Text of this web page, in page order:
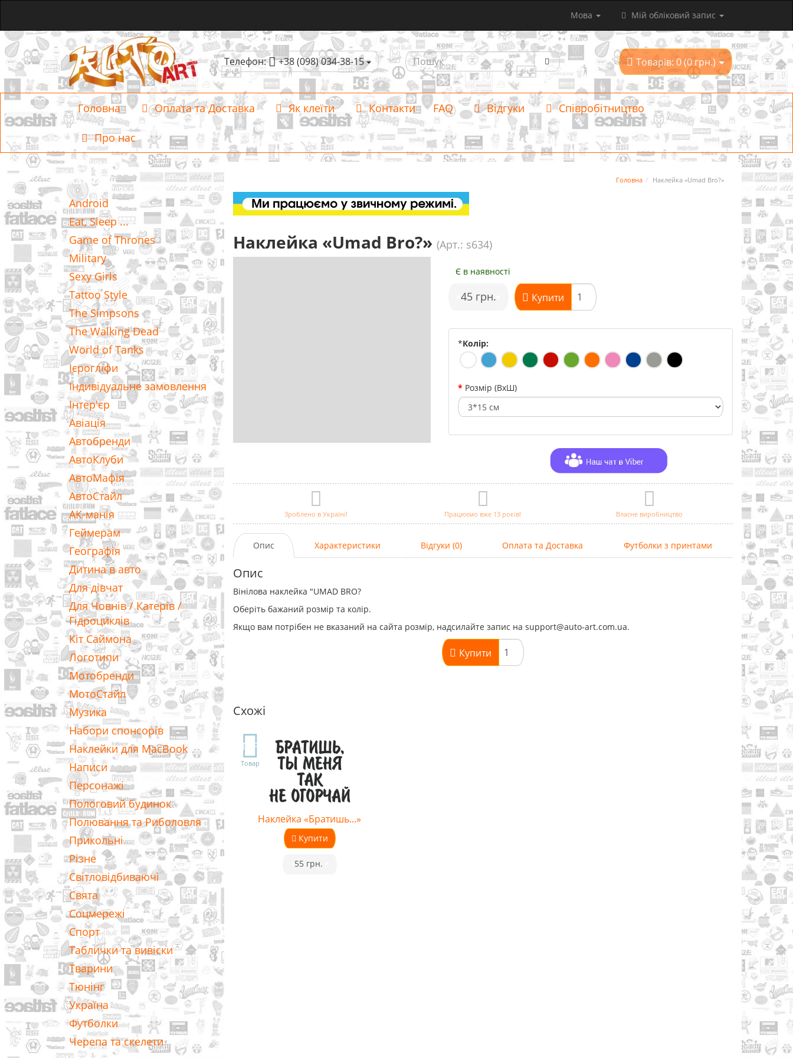
Мова Мій обліковий запис
Телефон: +38 (098) 034-38-15 Товарів: 0 (0 грн.)
Головна Оплата та Доставка Як клеїти Контакти FAQ Відгуки Співробітництво
Про нас
Категорії
Android
Eat, Sleep ...
Game of Thrones
Military
Sexy Girls
Tattoo Style
The Simpsons
The Walking Dead
World of Tanks
Ієрогліфи
Індивідуальне замовлення
Інтер'єр
Авіація
Автобренди
АвтоКлуби
АвтоМафія
АвтоСтайл
АК-манія
Геймерам
Географія
Дитина в авто
Для дівчат
Для Човнів / Катерів /
Гідроциклів
Кіт Саймона
Логотипи
Мотобренди
МотоСтайл
Музика
Набори спонсорів
Наклейки для MacBook
Написи
Персонажі
Пологовий будинок
Полювання та Риболовля
Прикольні
Різне
Світловідбиваючі
Свята
Соцмережі
Спорт
Таблички та вивіски
Тварини
Тюнінг
Україна
Футболки
Черепа та скелети
Головна Наклейка «Umad Bro?»
Наклейка «Umad Bro?» (Арт.: s634)
Є в наявності
•45 грн. Купити
*Колір:
Розмір (ВхШ)
Зроблено в Україні! Працюємо вже 13 років! Власне виробництво
Опис Характеристики Відгуки (0) Оплата та Доставка Футболки з принтами
Опис
Вінілова наклейка "UMAD BRO?
Оберіть бажаний розмір та колір.
Якщо вам потрібен не вказаний на сайта розмір, надсилайте запис на support@auto-art.com.ua.
Купити
Схожі
TOP
Товар
Наклейка «Братишь...»
Купити
55 грн.